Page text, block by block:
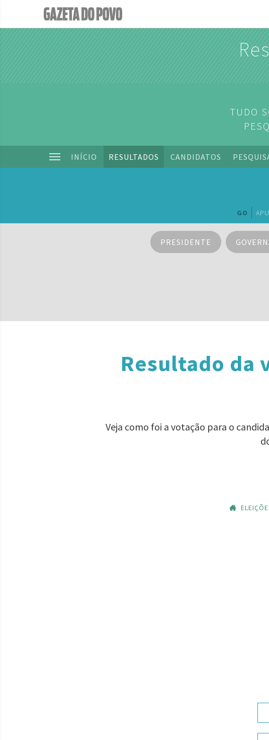
TUDO
INÍCIO RESULTADOS CANDIDATOS
GO
PRESIDENTE
Resultado da
Veja como foi a votação para o